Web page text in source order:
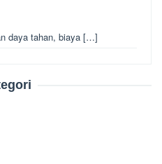
daya tahan, biaya […]